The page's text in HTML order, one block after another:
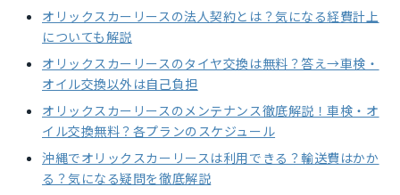
オリックスカーリースの法人契約とは？気になる経費計上
についても解説
オリックスカーリースのタイヤ交換は無料？答え→車検・
オイル交換以外は自己負担
オリックスカーリースのメンテナンス徹底解説！車検・オ
イル交換無料？各プランのスケジュール
沖縄でオリックスカーリースは利用できる？輸送費はかか
る？気になる疑問を徹底解説